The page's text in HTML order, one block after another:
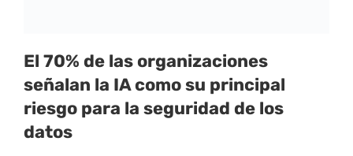
El 70% de las organizaciones
señalan la IA como su principal
riesgo para la seguridad de los
datos